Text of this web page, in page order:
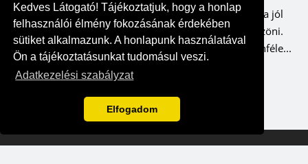
Kedves Látogató! Tájékoztatjuk, hogy a honlap
felhasználói élmény fokozásának érdekében
sütiket alkalmazunk. A honlapunk használatával
Ön a tájékoztatásunkat tudomásul veszi.
Adatkezelési szabályzat
Elfogadom
Minden nap tökéletes masszázsélményt kaphatunk, ha jól
választunk – ezt pedig a testünk és lelkünk is megköszöni.
Már az ókori Rómában nagy hagyománya volt a különféle...